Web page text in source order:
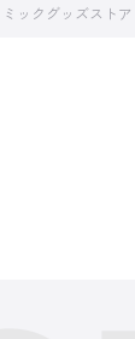
ックグッズストア